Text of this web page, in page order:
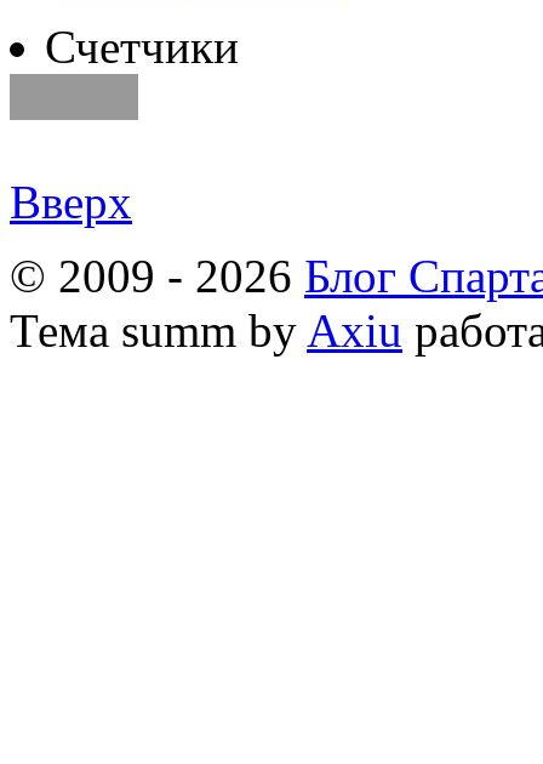
Счетчики
Вверх
© 2009 - 2026 Блог
Тема summ by Axiu